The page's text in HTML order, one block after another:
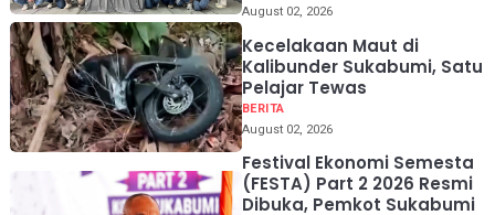
August 02, 2026
Kecelakaan Maut di
Kalibunder Sukabumi, Satu
Pelajar Tewas
BERITA
August 02, 2026
Festival Ekonomi Semesta
(FESTA) Part 2 2026 Resmi
Dibuka, Pemkot Sukabumi